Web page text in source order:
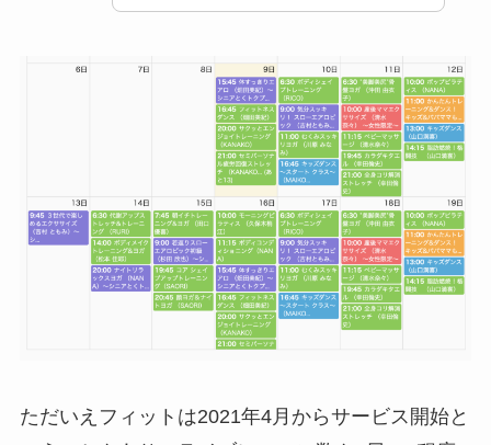
ただいえフィットは2021年4月からサービス開始と